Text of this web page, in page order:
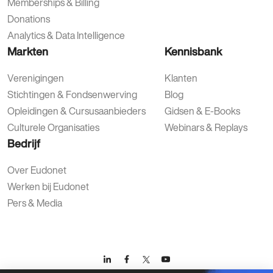
Donations
Analytics & Data Intelligence
Markten
Verenigingen
Stichtingen & Fondsenwerving
Opleidingen & Cursusaanbieders
Culturele Organisaties
Kennisbank
Klanten
Blog
Gidsen & E-Books
Webinars & Replays
Bedrijf
Over Eudonet
Werken bij Eudonet
Pers & Media